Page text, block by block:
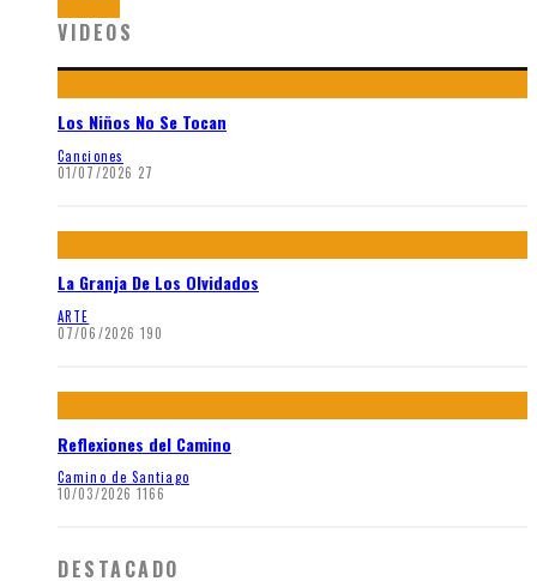
VIDEOS
Los Niños No Se Tocan
Canciones
01/07/2026 27
La Granja De Los Olvidados
ARTE
07/06/2026 190
Reflexiones del Camino
Camino de Santiago
10/03/2026 1166
DESTACADO